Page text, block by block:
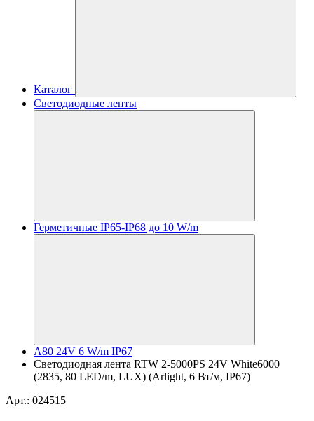
Каталог
Светодиодные ленты
Герметичные IP65-IP68 до 10 W/m
A80 24V 6 W/m IP67
Светодиодная лента RTW 2-5000PS 24V White6000
(2835, 80 LED/m, LUX) (Arlight, 6 Вт/м, IP67)
Арт.: 024515